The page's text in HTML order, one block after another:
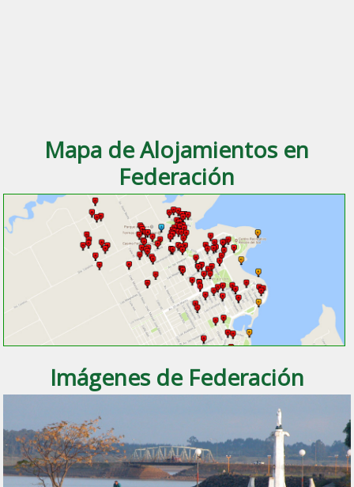
Mapa de Alojamientos en
Federación
Imágenes de Federación